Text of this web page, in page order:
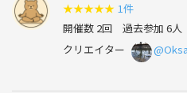
★★★★★ 1件
開催数 2回 過去参加 6人
クリエイター